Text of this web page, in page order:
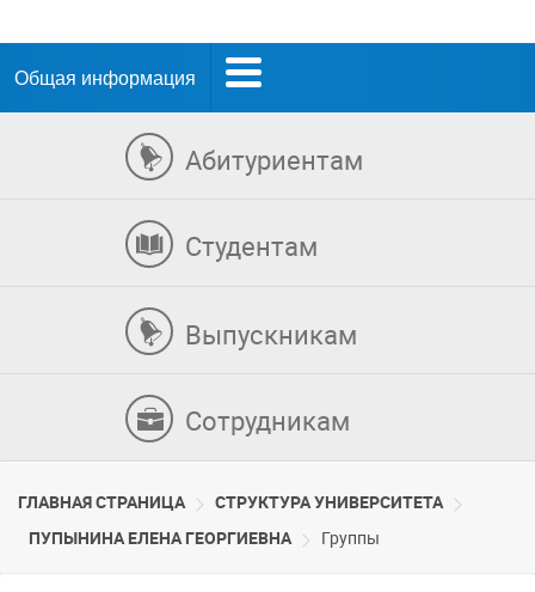
Общая информация
Абитуриентам
Студентам
Выпускникам
Сотрудникам
ГЛАВНАЯ СТРАНИЦА
CТРУКТУРА УНИВЕРСИТЕТА
ПУПЫНИНА ЕЛЕНА ГЕОРГИЕВНА
Группы